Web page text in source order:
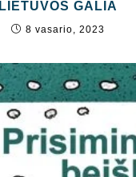
LIETUVOS GALIA
8 vasario, 2023